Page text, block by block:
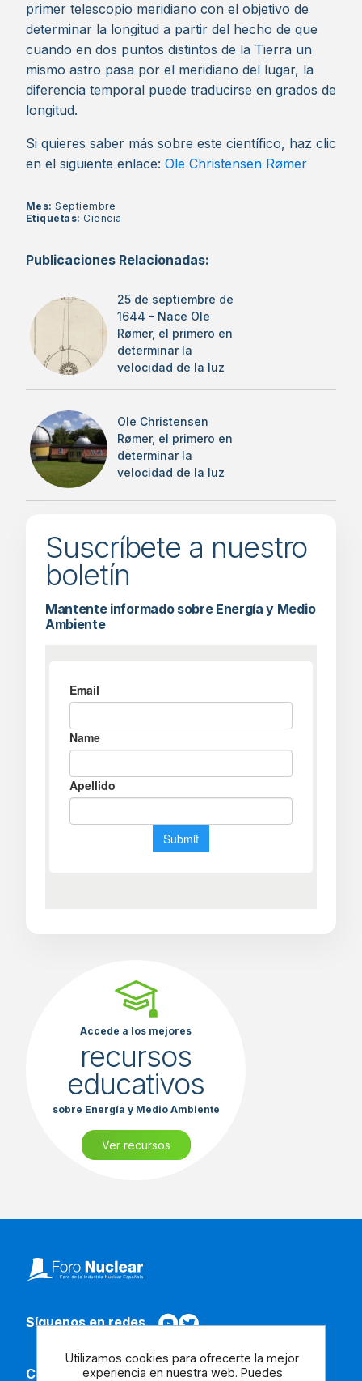
primer telescopio meridiano con el objetivo de
determinar la longitud a partir del hecho de que
cuando en dos puntos distintos de la Tierra un
mismo astro pasa por el meridiano del lugar, la
diferencia temporal puede traducirse en grados de
longitud.
Si quieres saber más sobre este científico, haz clic
en el siguiente enlace: Ole Christensen Rømer
Mes:Septiembre
Etiquetas: Ciencia
Publicaciones Relacionadas:
25 de septiembre de
1644 – Nace Ole
Rømer, el primero en
determinar la
velocidad de la luz
Ole Christensen
Rømer, el primero en
determinar la
velocidad de la luz
Suscríbete a nuestro
boletín
Mantente informado sobre Energía y Medio
Ambiente
Accede a los mejores
recursos
educativos
sobre Energía y Medio Ambiente
Ver recursos
Síguenos en redes
Contacta con nosotros
Utilizamos cookies para ofrecerte la mejor
experiencia en nuestra web. Puedes